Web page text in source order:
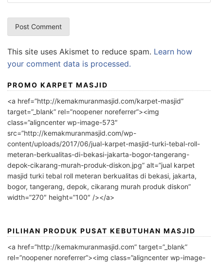
This site uses Akismet to reduce spam. Learn how
your comment data is processed.
PROMO KARPET MASJID
<a href=”http://kemakmuranmasjid.com/karpet-masjid”
target=”_blank” rel=”noopener noreferrer”><img
class=”aligncenter wp-image-573″
src=”http://kemakmuranmasjid.com/wp-
content/uploads/2017/06/jual-karpet-masjid-turki-tebal-roll-
meteran-berkualitas-di-bekasi-jakarta-bogor-tangerang-
depok-cikarang-murah-produk-diskon.jpg” alt=”jual karpet
masjid turki tebal roll meteran berkualitas di bekasi, jakarta,
bogor, tangerang, depok, cikarang murah produk diskon”
width=”270″ height=”100″ /></a>
PILIHAN PRODUK PUSAT KEBUTUHAN MASJID
<a href=”http://kemakmuranmasjid.com” target=”_blank”
rel=”noopener noreferrer”><img class=”aligncenter wp-image-